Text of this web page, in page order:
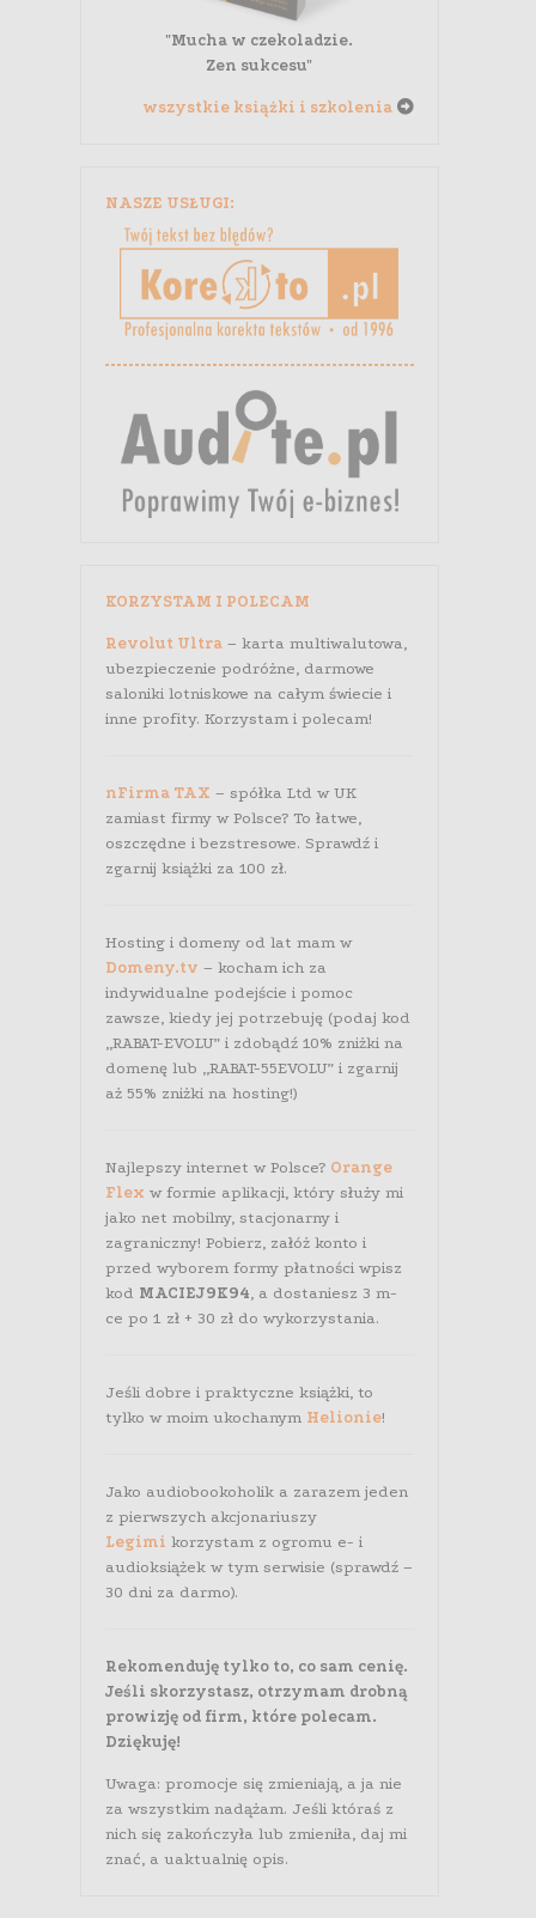
"Mucha w czekoladzie.
Zen sukcesu"
wszystkie książki i szkolenia
NASZE USŁUGI:
KORZYSTAM I POLECAM
Revolut Ultra– karta multiwalutowa,
ubezpieczenie podróżne, darmowe
saloniki lotniskowe na całym świecie i
inne profity. Korzystam i polecam!
nFirma TAX – spółka Ltd w UK
zamiast firmy w Polsce? To łatwe,
oszczędne i bezstresowe. Sprawdź i
zgarnij książki za 100 zł.
Hosting i domeny od lat mam w
Domeny.tv – kocham ich za
indywidualne podejście i pomoc
zawsze, kiedy jej potrzebuję (podaj kod
„RABAT-EVOLU” i zdobądź 10% zniżki na
domenę lub „RABAT-55EVOLU” i zgarnij
aż 55% zniżki na hosting!)
Najlepszy internet w Polsce? Orange
Flex w formie aplikacji, który służy mi
jako net mobilny, stacjonarny i
zagraniczny! Pobierz, załóż konto i
przed wyborem formy płatności wpisz
kod MACIEJ9K94, a dostaniesz 3 m-
ce po 1 zł + 30 zł do wykorzystania.
Jeśli dobre i praktyczne książki, to
tylko w moim ukochanym Helionie!
Jako audiobookoholik a zarazem jeden
z pierwszych akcjonariuszy
Legimi korzystam z ogromu e- i
audioksiążek w tym serwisie (sprawdź –
30 dni za darmo).
Rekomenduję tylko to, co sam cenię.
Jeśli skorzystasz, otrzymam drobną
prowizję od firm, które polecam.
Dziękuję!
Uwaga: promocje się zmieniają, a ja nie
za wszystkim nadążam. Jeśli któraś z
nich się zakończyła lub zmieniła, daj mi
znać, a uaktualnię opis.